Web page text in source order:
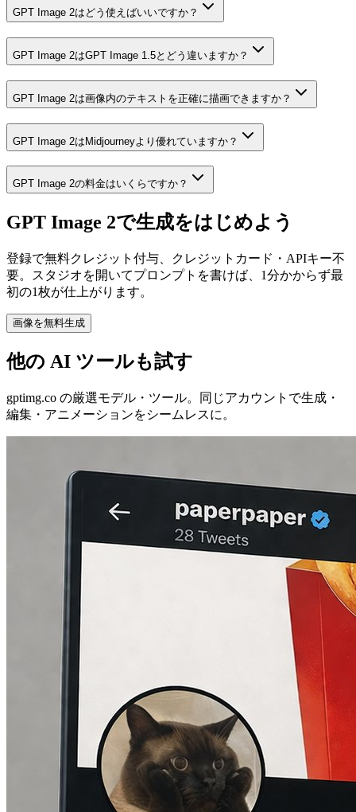
GPT Image 2はどう使えばいいですか？
GPT Image 2はGPT Image 1.5とどう違いますか？
GPT Image 2は画像内のテキストを正確に描画できますか？
GPT Image 2はMidjourneyより優れていますか？
GPT Image 2の料金はいくらですか？
GPT Image 2で生成をはじめよう
登録で無料クレジット付与、クレジットカード・APIキー不
要。スタジオを開いてプロンプトを書けば、1分かからず最
初の1枚が仕上がります。
画像を無料生成
他の AI ツールも試す
gptimg.co の厳選モデル・ツール。同じアカウントで生成・
編集・アニメーションをシームレスに。